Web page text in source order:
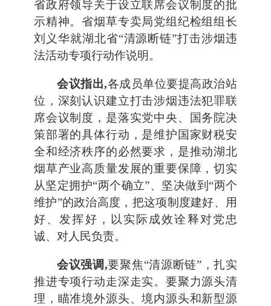
省政府领导关于设立联席会议制度的批
示精神。省烟草专卖局党组纪检组组长
刘义华就湖北省“清源断链”打击涉烟违
法活动专项行动作说明。
会议指出,各成员单位要提高政治站
位，深刻认识建立打击涉烟违法犯罪联
席会议制度，是落实党中央、国务院决
策部署的具体行动，是维护国家财税安
全和经济秩序的必然要求，是推动湖北
烟草产业高质量发展的重要保障，切实
从坚定拥护“两个确立”、坚决做到“两个
维护”的政治高度，把这项制度建好、用
好、发挥好，以实际成效诠释对党忠
诚、对人民负责。
会议强调,要聚焦“清源断链”，扎实
推进专项行动走深走实。要聚力源头清
理，瞄准境外源头、境内源头和新型源